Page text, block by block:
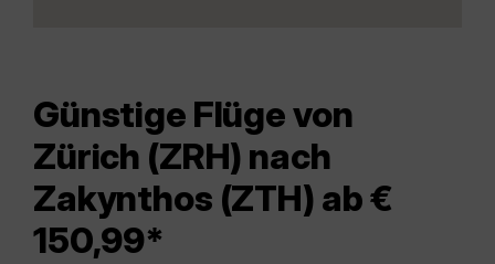
Günstige Flüge von
Zürich (ZRH) nach
Zakynthos (ZTH) ab €
150,99*